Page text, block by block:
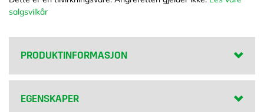
PRODUKTINFORMASJON
EGENSKAPER